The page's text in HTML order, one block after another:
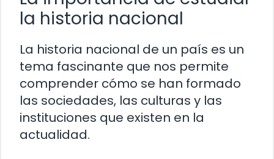
la historia nacional
La historia nacional de un país es un
tema fascinante que nos permite
comprender cómo se han formado
las sociedades, las culturas y las
instituciones que existen en la
actualidad.